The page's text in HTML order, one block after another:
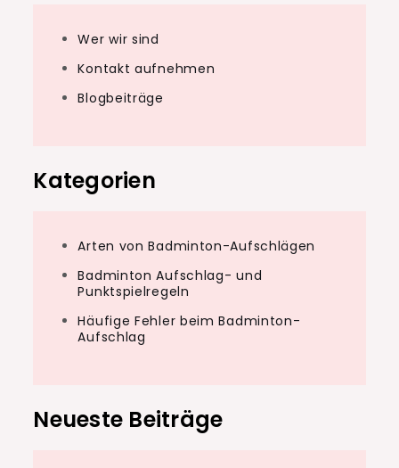
Wer wir sind
Kontakt aufnehmen
Blogbeiträge
Kategorien
Arten von Badminton-Aufschlägen
Badminton Aufschlag- und
Punktspielregeln
Häufige Fehler beim Badminton-
Aufschlag
Neueste Beiträge